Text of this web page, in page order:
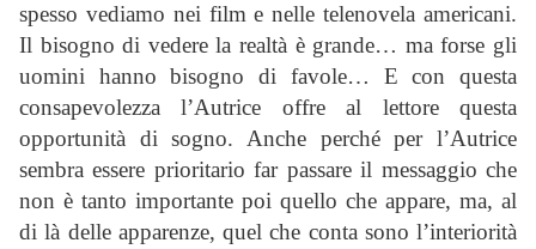
spesso vediamo nei film e nelle telenovela americani.
Il bisogno di vedere la realtà è grande… ma forse gli
uomini hanno bisogno di favole… E con questa
consapevolezza l’Autrice offre al lettore questa
opportunità di sogno. Anche perché per l’Autrice
sembra essere prioritario far passare il messaggio che
non è tanto importante poi quello che appare, ma, al
di là delle apparenze, quel che conta sono l’interiorità